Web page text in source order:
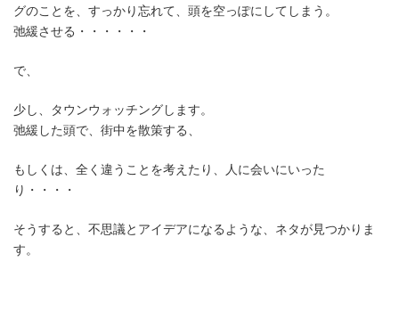
グのことを、すっかり忘れて、頭を空っぽにしてしまう。
弛緩させる・・・・・・
で、
少し、タウンウォッチングします。
弛緩した頭で、街中を散策する、
もしくは、全く違うことを考えたり、人に会いにいった
り・・・・
そうすると、不思議とアイデアになるような、ネタが見つかりま
す。